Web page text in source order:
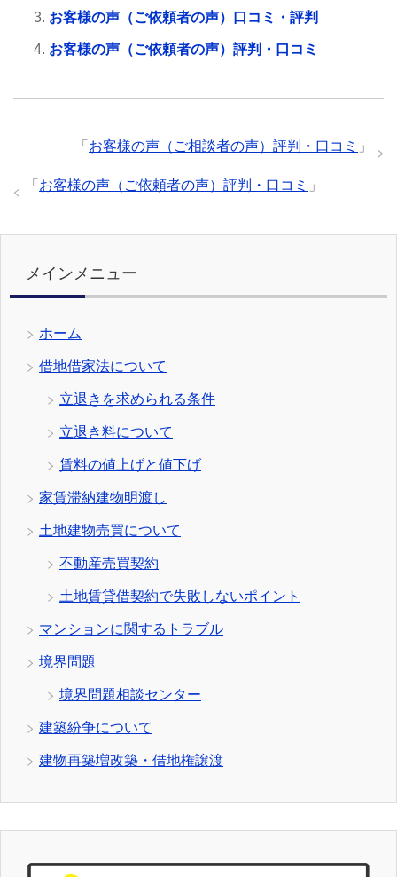
お客様の声（ご依頼者の声）口コミ・評判
お客様の声（ご依頼者の声）評判・口コミ
「 お客様の声（ご相談者の声）評判・口コミ 」
「 お客様の声（ご依頼者の声）評判・口コミ 」
メインメニュー
ホーム
借地借家法について
立退きを求められる条件
立退き料について
賃料の値上げと値下げ
家賃滞納建物明渡し
土地建物売買について
不動産売買契約
土地賃貸借契約で失敗しないポイント
マンションに関するトラブル
境界問題
境界問題相談センター
建築紛争について
建物再築増改築・借地権譲渡